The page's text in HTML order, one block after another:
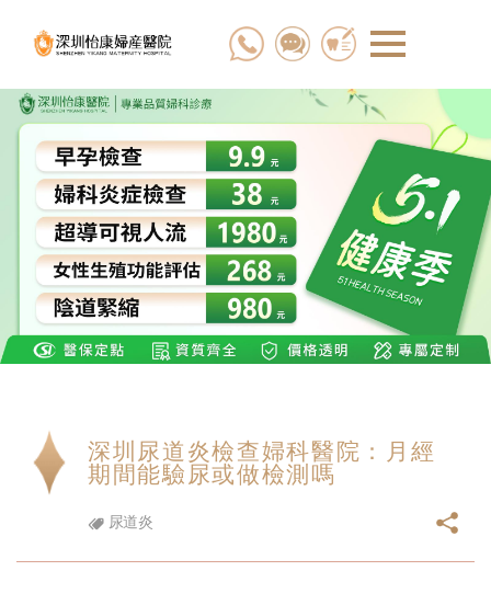
深圳尿道炎檢查婦科醫院：月經
期間能驗尿或做檢測嗎
尿道炎